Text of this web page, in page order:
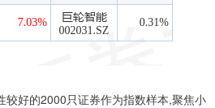
好的2000只证券作为指数样本,聚焦小